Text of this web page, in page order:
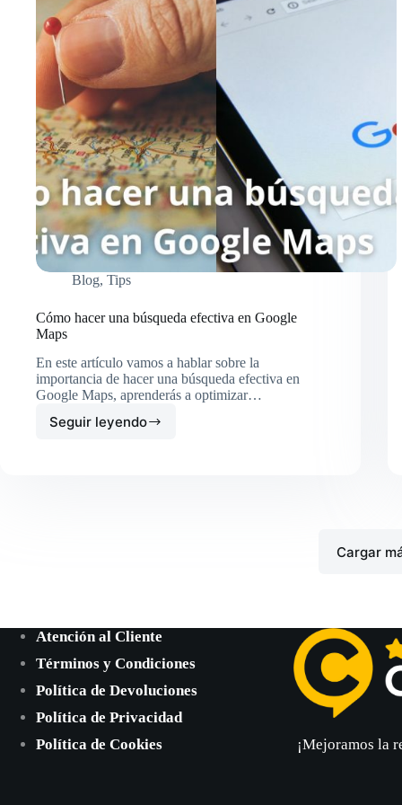
Blog, Tips
Cómo hacer una búsqueda efectiva en Google
Maps
En este artículo vamos a hablar sobre la
importancia de hacer una búsqueda efectiva en
Google Maps, aprenderás a optimizar…
Seguir leyendo
Cómo
Cargar
Atención al Cliente
Términos y Condiciones
Política de Devoluciones
Política de Privacidad
Política de Cookies
¡Mejoramos la